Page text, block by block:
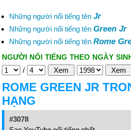
Những người nổi tiếng tên Jr
Những người nổi tiếng tên Green Jr
Những người nổi tiếng tên Rome
NGƯỜI NỔI TIẾNG THEO NGÀY
/
ROME GREEN JR
HẠNG
#3078